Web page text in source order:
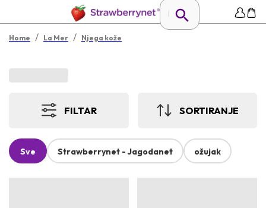
Home / La Mer / Njega kože
FILTAR SORTIRANJE
Sve Strawberrynet - Jagodanet ožujak